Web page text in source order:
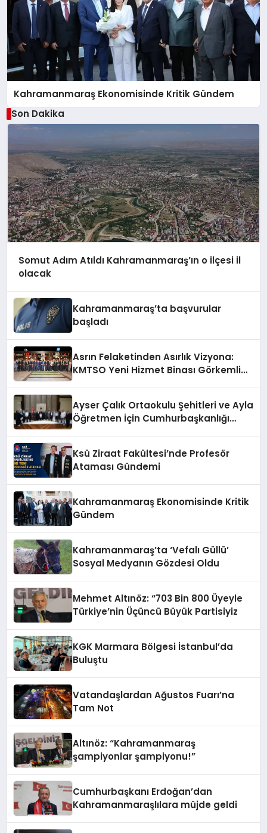
Kahramanmaraş Ekonomisinde Kritik Gündem
Son Dakika
Somut Adım Atıldı Kahramanmaraş’ın o ilçesi il
olacak
Kahramanmaraş’ta başvurular
başladı
Asrın Felaketinden Asırlık Vizyona:
KMTSO Yeni Hizmet Binası Görkemli
Ayser Çalık Ortaokulu Şehitleri ve Ayla
Öğretmen İçin Cumhurbaşkanlığı
Ksü Ziraat Fakültesi’nde Profesör
Ataması Gündemi
Kahramanmaraş Ekonomisinde Kritik
Gündem
Kahramanmaraş’ta ‘Vefalı Güllü’
Sosyal Medyanın Gözdesi Oldu
Mehmet Altınöz: “703 Bin 800 Üyeyle
Türkiye’nin Üçüncü Büyük Partisiyiz
KGK Marmara Bölgesi İstanbul’da
Buluştu
Vatandaşlardan Ağustos Fuarı’na
Tam Not
Altınöz: “Kahramanmaraş
şampiyonlar şampiyonu!”
Cumhurbaşkanı Erdoğan’dan
Kahramanmaraşlılara müjde geldi